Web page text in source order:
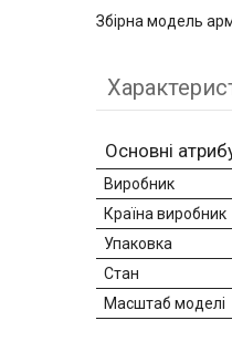
Збірна модель
Основні
Виробник
Країна виробник
Упаковка
Стан
Масштаб моделі